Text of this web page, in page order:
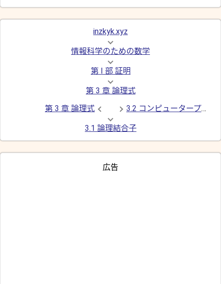
inzkyk.xyz
情報科学のための数学
第 I 部 証明
第 3 章 論理式
第 3 章 論理式
3.2 コンピュータープログラムにおける命題論理
3.1 論理結合子
広告